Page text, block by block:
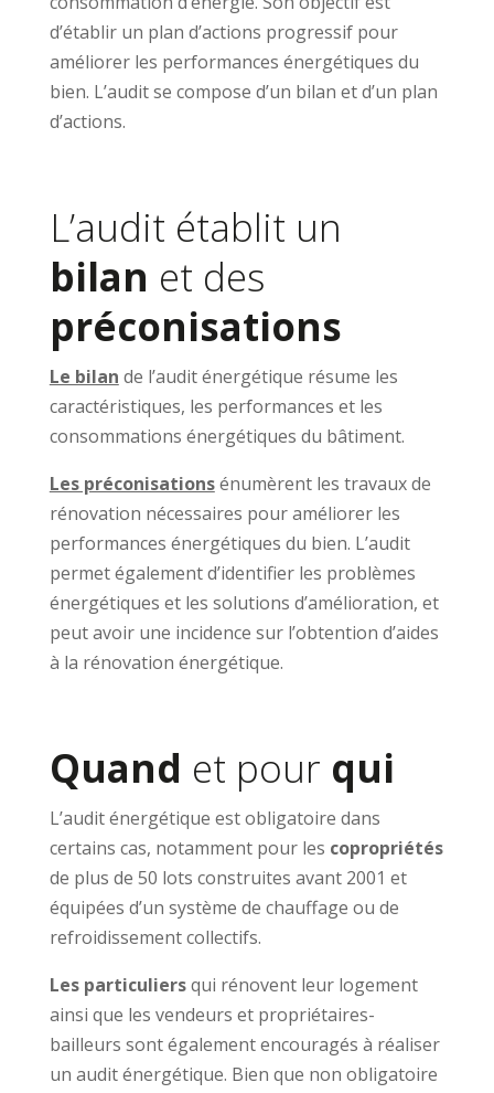
d’établir un plan d’actions progressif pour
améliorer les performances énergétiques du
bien. L’audit se compose d’un bilan et d’un plan
d’actions.
L’audit établit un
bilan et des
préconisations
Le bilan de l’audit énergétique résume les
caractéristiques, les performances et les
consommations énergétiques du bâtiment.
Les préconisationsénumèrent les travaux de
rénovation nécessaires pour améliorer les
performances énergétiques du bien. L’audit
permet également d’identifier les problèmes
énergétiques et les solutions d’amélioration, et
peut avoir une incidence sur l’obtention d’aides
à la rénovation énergétique.
Quand et pour qui
L’audit énergétique est obligatoire dans
certains cas, notamment pour les copropriétés
de plus de 50 lots construites avant 2001 et
équipées d’un système de chauffage ou de
refroidissement collectifs.
Les particuliersqui rénovent leur logement
ainsi que les vendeurs et propriétaires-
bailleurs sont également encouragés à réaliser
un audit énergétique. Bien que non obligatoire